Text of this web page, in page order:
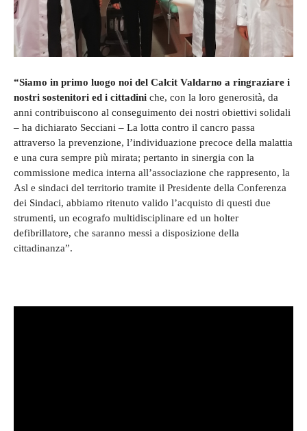
“Siamo in primo luogo noi del Calcit Valdarno a ringraziare i
nostri sostenitori ed i cittadini che, con la loro generosità, da
anni contribuiscono al conseguimento dei nostri obiettivi solidali
– ha dichiarato Secciani – La lotta contro il cancro passa
attraverso la prevenzione, l’individuazione precoce della malattia
e una cura sempre più mirata; pertanto in sinergia con la
commissione medica interna all’associazione che rappresento, la
Asl e sindaci del territorio tramite il Presidente della Conferenza
dei Sindaci, abbiamo ritenuto valido l’acquisto di questi due
strumenti, un ecografo multidisciplinare ed un holter
defibrillatore, che saranno messi a disposizione della
cittadinanza”.